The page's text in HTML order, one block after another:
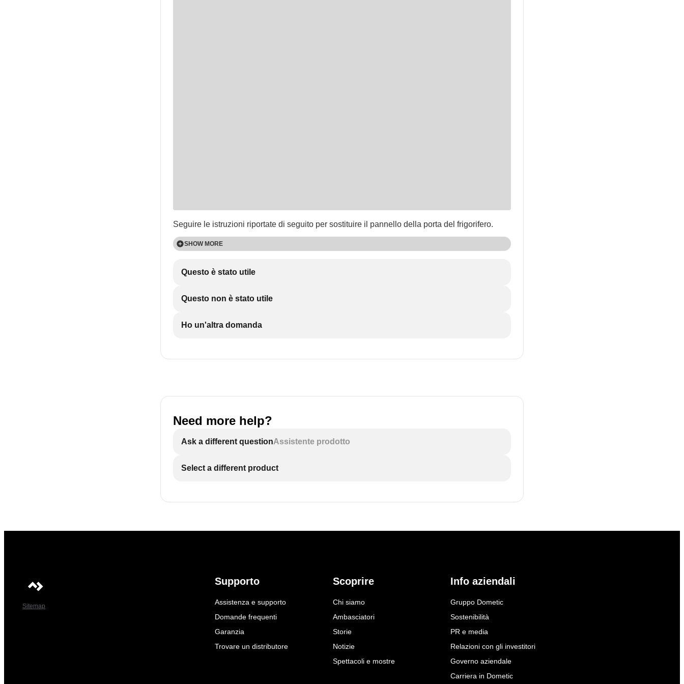
Seguire le istruzioni riportate di seguito per sostituire il pannello della porta del frigorifero.
SHOW MORE
Questo è stato utile
Questo non è stato utile
Ho un'altra domanda
Need more help?
Ask a different questionAssistente prodotto
Select a different product
Sitemap
Supporto
Assistenza e supporto
Domande frequenti
Garanzia
Trovare un distributore
Scoprire
Chi siamo
Ambasciatori
Storie
Notizie
Spettacoli e mostre
Info aziendali
Gruppo Dometic
Sostenibilità
PR e media
Relazioni con gli investitori
Governo aziendale
Carriera in Dometic